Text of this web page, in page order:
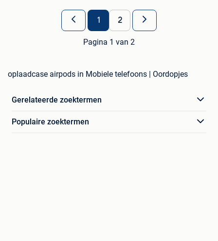
1 2
Pagina 1 van 2
oplaadcase airpods in Mobiele telefoons | Oordopjes
Gerelateerde zoektermen
Populaire zoektermen